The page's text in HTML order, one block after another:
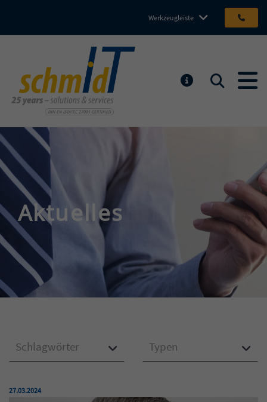
Werkzeugleiste
MELDUNGEN
Suchen
Aktuelles
Schlagwörter Typen
Veröffentlicht am:
27.03.2024